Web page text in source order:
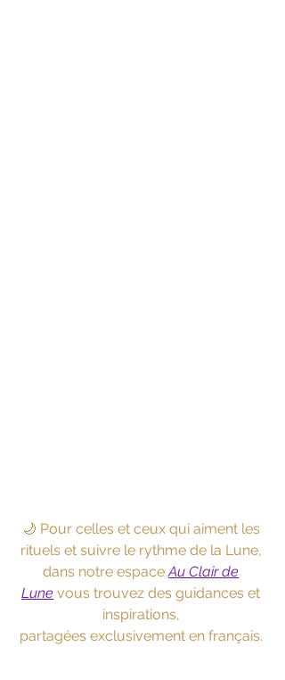
🌙 Pour celles et ceux qui aiment les
rituels et suivre le rythme de la Lune,
dans notre espaceAu Clair de
Lune vous trouvez des guidances et
inspirations,
partagées exclusivement en français.